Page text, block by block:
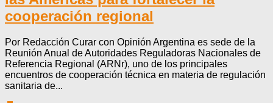
cooperación regional
Por Redacción Curar con Opinión Argentina es sede de la
Reunión Anual de Autoridades Reguladoras Nacionales de
Referencia Regional (ARNr), uno de los principales
encuentros de cooperación técnica en materia de regulación
sanitaria de...